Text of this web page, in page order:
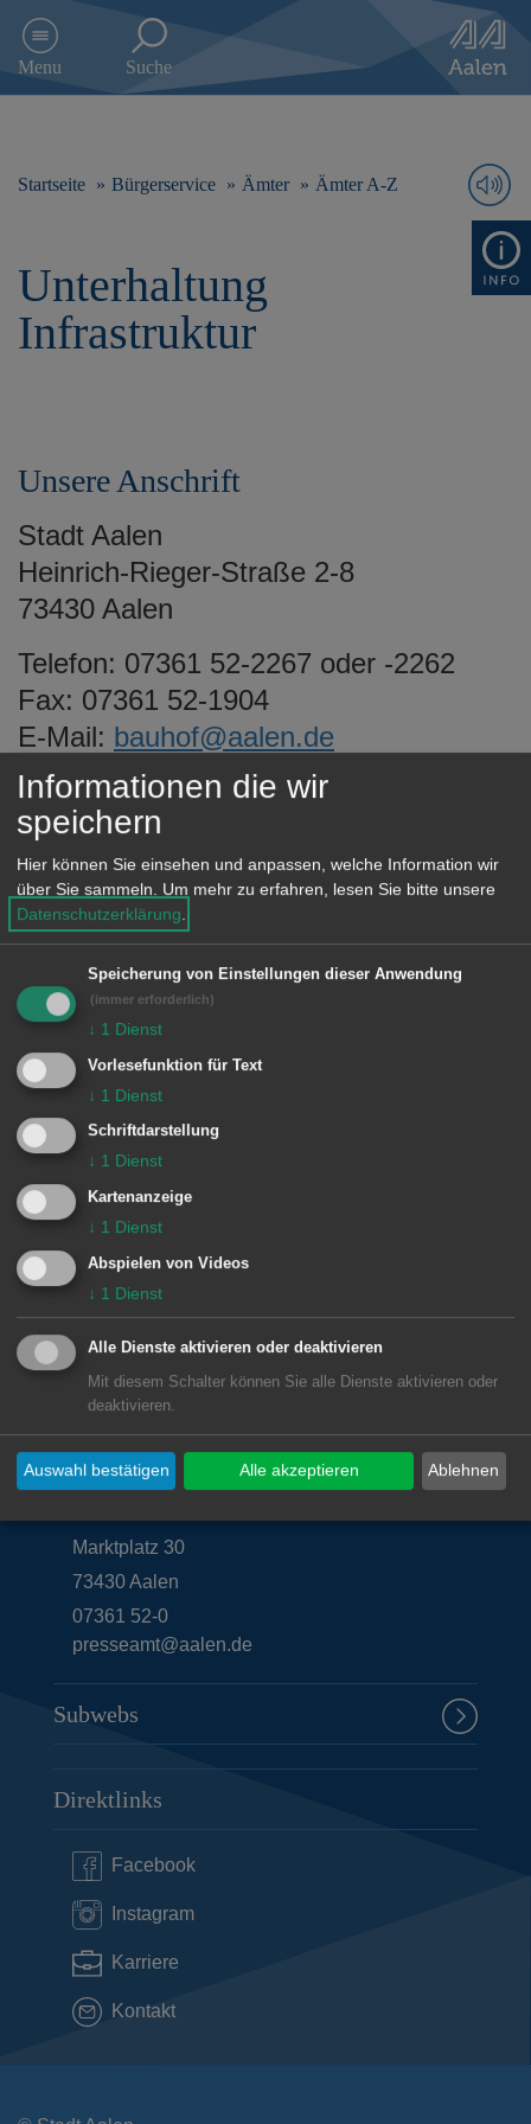
e
Menu Suche
Startseite Bürgerservice Ämter Ämter A-Z
Unterhaltung
Infrastruktur
Unsere Anschrift
Stadt Aalen
Heinrich-Rieger-Straße 2-8
73430 Aalen
Telefon: 07361 52-2267 oder -2262
Fax: 07361 52-1904
E-Mail: bauhof@aalen.de
Öffnungszeiten
Montag, 7 bis 16 Uhr
Dienstag, 7 bis 16 Uhr
Mittwoch, 7 bis 16 Uhr
Donnerstag, 7 bis 16 Uhr
Freitag, 7 bis 12 Uhr
sowie nach Vereinbarung
Diese Einrichtung gehört zu
Bauhof und Gärtnerei
Unsere Anschrift
Marktplatz 30
73430Aalen
07361 52-0
presseamt@aalen.de
Subwebs
Direktlinks
Facebook
Instagram
Karriere
Kontakt
Informationen die wir
speichern
Hier können Sie einsehen und anpassen, welche Information wir
über Sie sammeln.
Um mehr zu erfahren, lesen Sie bitte unsere
Datenschutzerklärung
Speicherung von Einstellungen dieser Anwendung
(immer erforderlich)
↓ 1 Dienst
Vorlesefunktion für Text
↓ 1 Dienst
Schriftdarstellung
↓ 1 Dienst
Kartenanzeige
↓ 1 Dienst
Abspielen von Videos
↓ 1 Dienst
Alle Dienste aktivieren oder deaktivieren
Mit diesem Schalter können Sie alle Dienste aktivieren oder
deaktivieren.
Ablehnen
Auswahl bestätigen Alle akzeptieren